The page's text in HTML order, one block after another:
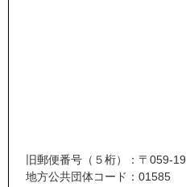
旧郵便番号（５桁）：〒059-19
地方公共団体コード：01585